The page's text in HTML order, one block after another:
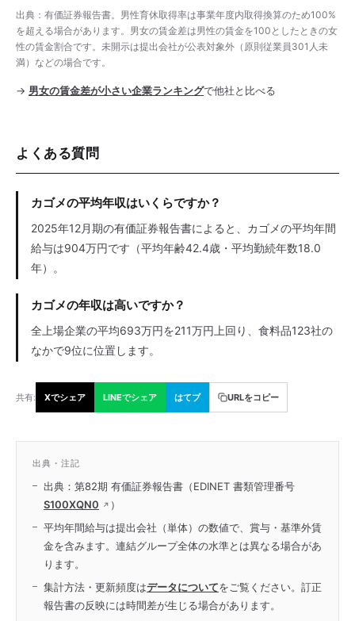
出典：有価証券報告書。男性育休取得率は事業年度内取得換算のため100%
を超える場合があります。男女の賃金差は男性の賃金を100としたときの女
性の賃金割合です。未開示は提出会社が公表対象外（原則従業員301人未
満）などの場合です。
→ 男女の賃金差が小さい企業ランキングで他社と比べる
よくある質問
カゴメの平均年収はいくらですか？
2025年12月期の有価証券報告書によると、カゴメの平均年間
給与は904万円です（平均年齢42.4歳・平均勤続年数18.0
年）。
カゴメの年収は高いですか？
全上場企業の平均693万円を211万円上回り、食料品123社の
なかで9位に位置します。
共有: Xでシェア LINEでシェア はてブ URLをコピー
出典・注記
出典：第82期 有価証券報告書（EDINET 書類管理番号
S100XQN0
）
平均年間給与は提出会社（単体）の数値で、賞与・基準外賃
金を含みます。連結グループ全体の水準とは異なる場合があ
ります。
集計方法・更新頻度はデータについてをご覧ください。訂正
報告書の反映には時間差が生じる場合があります。